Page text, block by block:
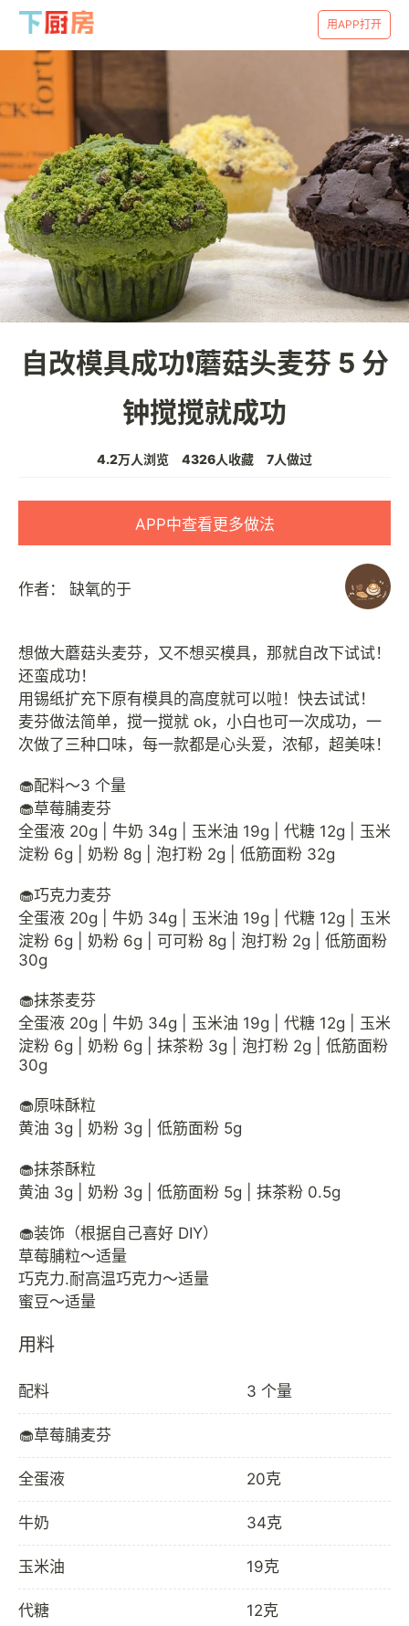
用APP打开
自改模具成功❗️蘑菇头麦芬 5 分
钟搅搅就成功
4.2万人浏览 4326人收藏 7人做过
APP中查看更多做法
作者： 缺氧的于
想做大蘑菇头麦芬，又不想买模具，那就自改下试试！
还蛮成功！
用锡纸扩充下原有模具的高度就可以啦！快去试试！
麦芬做法简单，搅一搅就 ok，小白也可一次成功，一
次做了三种口味，每一款都是心头爱，浓郁，超美味！
🧁配料～3 个量
🧁草莓脯麦芬
全蛋液 20g | 牛奶 34g | 玉米油 19g | 代糖 12g | 玉米
淀粉 6g | 奶粉 8g | 泡打粉 2g | 低筋面粉 32g
🧁巧克力麦芬
全蛋液 20g | 牛奶 34g | 玉米油 19g | 代糖 12g | 玉米
淀粉 6g | 奶粉 6g | 可可粉 8g | 泡打粉 2g | 低筋面粉
30g
🧁抹茶麦芬
全蛋液 20g | 牛奶 34g | 玉米油 19g | 代糖 12g | 玉米
淀粉 6g | 奶粉 6g | 抹茶粉 3g | 泡打粉 2g | 低筋面粉
30g
🧁原味酥粒
黄油 3g | 奶粉 3g | 低筋面粉 5g
🧁抹茶酥粒
黄油 3g | 奶粉 3g | 低筋面粉 5g | 抹茶粉 0.5g
🧁装饰（根据自己喜好 DIY）
草莓脯粒～适量
巧克力.耐高温巧克力～适量
用料
配料 3 个量
🧁草莓脯麦芬
全蛋液 20克
牛奶 34克
玉米油 19克
代糖 12克